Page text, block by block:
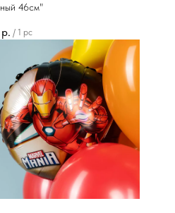
46см"
р. / 1 pc